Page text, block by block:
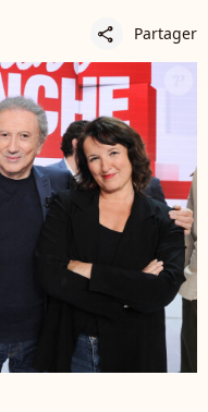
share Partager